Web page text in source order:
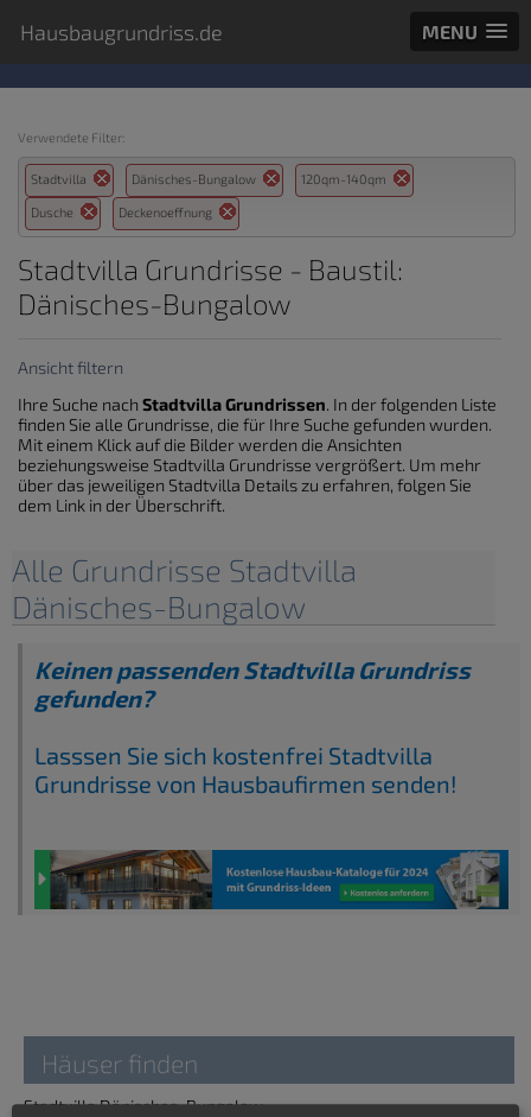
Hausbaugrundriss.de MENU
Verwendete Filter:
Stadtvilla Dänisches-Bungalow 120qm-140qm
Dusche Deckenoeffnung
Stadtvilla Grundrisse - Baustil:
Dänisches-Bungalow
Ansicht filtern
Ihre Suche nach Stadtvilla Grundrissen. In der folgenden Liste
finden Sie alle Grundrisse, die für Ihre Suche gefunden wurden.
Mit einem Klick auf die Bilder werden die Ansichten
beziehungsweise Stadtvilla Grundrisse vergrößert. Um mehr
über das jeweiligen Stadtvilla Details zu erfahren, folgen Sie
dem Link in der Überschrift.
Alle Grundrisse Stadtvilla
Dänisches-Bungalow
Keinen passenden Stadtvilla Grundriss
gefunden?
Lasssen Sie sich kostenfrei Stadtvilla
Grundrisse von Hausbaufirmen senden!
Häuser finden
Stadtvilla Dänisches-Bungalow